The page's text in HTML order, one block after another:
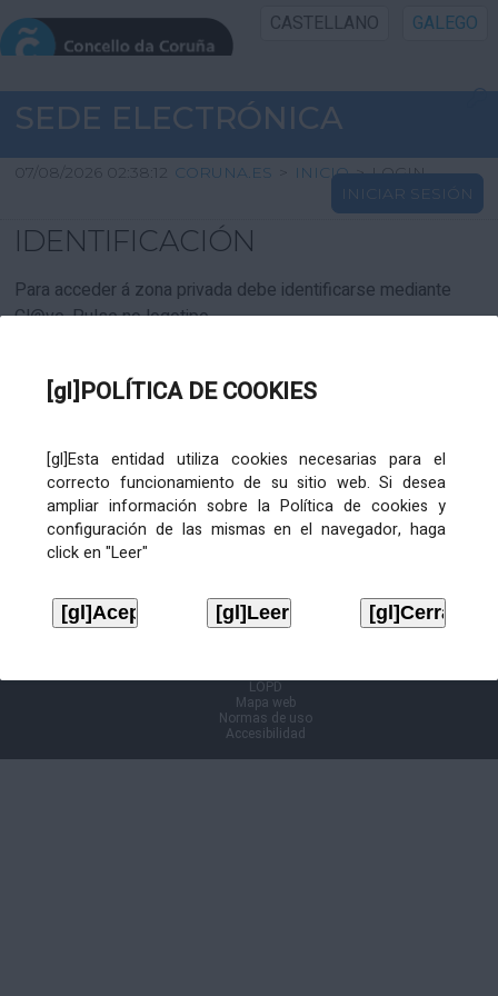
[gl]POLÍTICA DE COOKIES
[gl]Esta entidad utiliza cookies necesarias para el
correcto funcionamiento de su sitio web. Si desea
ampliar información sobre la Política de cookies y
configuración de las mismas en el navegador, haga
click en "Leer"
CASTELLANO GALEGO
INICIO SEDE
INICIO
INFORMACIÓN PÚBLICA
CARTAFOL CIDADÁN
SEDE ELECTRÓNICA
07/08/2026 02:38:12 CORUNA.ES > INICIO > LOGIN
INICIAR SESIÓN
IDENTIFICACIÓN
Para acceder á zona privada debe identificarse mediante
Cl@ve. Pulse no logotipo
LOPD
Mapa web
Normas de uso
Accesibilidad